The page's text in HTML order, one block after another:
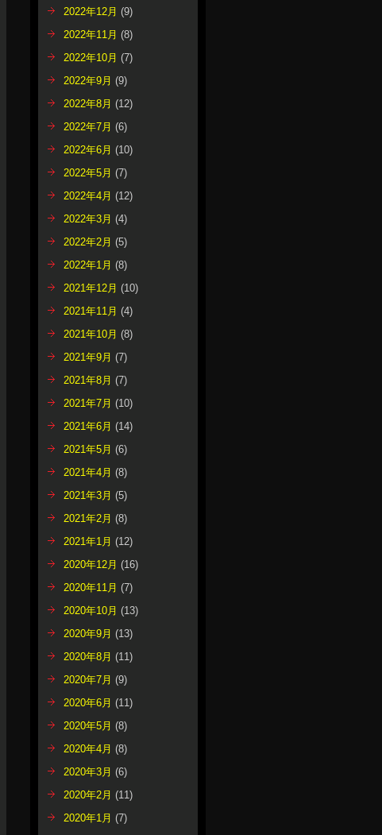
2022年12月 (9)
2022年11月 (8)
2022年10月 (7)
2022年9月 (9)
2022年8月 (12)
2022年7月 (6)
2022年6月 (10)
2022年5月 (7)
2022年4月 (12)
2022年3月 (4)
2022年2月 (5)
2022年1月 (8)
2021年12月 (10)
2021年11月 (4)
2021年10月 (8)
2021年9月 (7)
2021年8月 (7)
2021年7月 (10)
2021年6月 (14)
2021年5月 (6)
2021年4月 (8)
2021年3月 (5)
2021年2月 (8)
2021年1月 (12)
2020年12月 (16)
2020年11月 (7)
2020年10月 (13)
2020年9月 (13)
2020年8月 (11)
2020年7月 (9)
2020年6月 (11)
2020年5月 (8)
2020年4月 (8)
2020年3月 (6)
2020年2月 (11)
2020年1月 (7)